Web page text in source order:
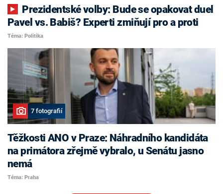
Pavel vs. Babiš? Experti zmiňují pro a proti
Téma: Politika
7 fotografií
Těžkosti ANO v Praze: Náhradního kandidáta
na primátora zřejmě vybralo, u Senátu jasno
nemá
Téma: Praha